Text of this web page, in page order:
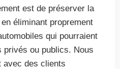
est de préserver la
éliminant proprement
qui pourraient
privés ou publics. Nous
avec des clients